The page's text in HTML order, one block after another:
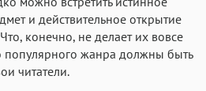
и действительное открытие
конечно, не делает их вовсе
популярного жанра должны быть
читатели.